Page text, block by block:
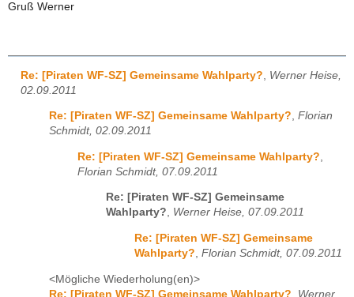
Gruß Werner
Re: [Piraten WF-SZ] Gemeinsame Wahlparty?
Werner Heise,
02.09.2011
Re: [Piraten WF-SZ] Gemeinsame Wahlparty?, Florian
Schmidt, 02.09.2011
Re: [Piraten WF-SZ] Gemeinsame Wahlparty?
Florian Schmidt, 07.09.2011
Re: [Piraten WF-SZ] Gemeinsame
Wahlparty?, Werner Heise, 07.09.2011
Re: [Piraten WF-SZ] Gemeinsame
Wahlparty? Florian Schmidt, 07.09.2011
<Mögliche Wiederholung(en)>
Re: [Piraten WF-SZ] Gemeinsame Wahlparty?
Werner